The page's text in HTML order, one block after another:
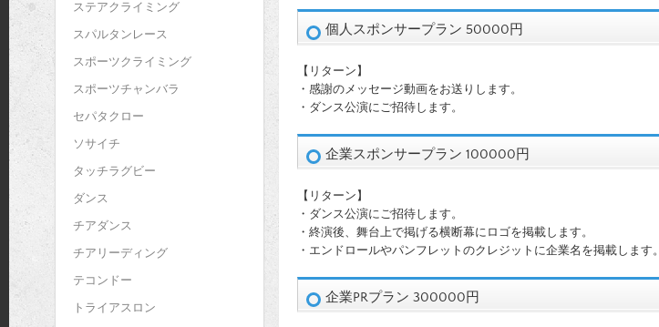
個人スポンサープラン 50000円
【リターン】
・感謝のメッセージ動画をお送りします。
・ダンス公演にご招待します。
企業スポンサープラン 100000円
【リターン】
・ダンス公演にご招待します。
・終演後、舞台上で掲げる横断幕にロゴを掲載します。
・エンドロールやパンフレットのクレジットに企業名を掲載します。
企業PRプラン 300000円
ステアクライミング
スパルタンレース
スポーツクライミング
スポーツチャンバラ
セパタクロー
ソサイチ
タッチラグビー
ダンス
チアダンス
チアリーディング
テコンドー
トライアスロン